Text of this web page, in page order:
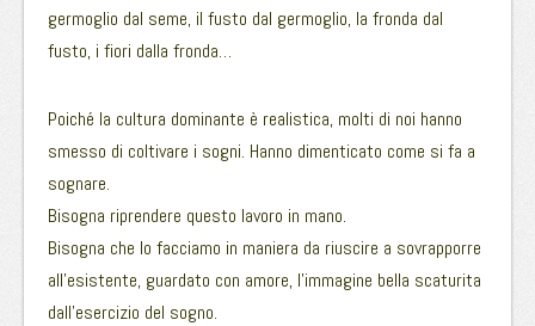
germoglio dal seme, il fusto dal germoglio, la fronda dal
fusto, i fiori dalla fronda…
Poiché la cultura dominante è realistica, molti di noi hanno
smesso di coltivare i sogni. Hanno dimenticato come si fa a
sognare.
Bisogna riprendere questo lavoro in mano.
Bisogna che lo facciamo in maniera da riuscire a sovrapporre
all’esistente, guardato con amore, l’immagine bella scaturita
dall’esercizio del sogno.